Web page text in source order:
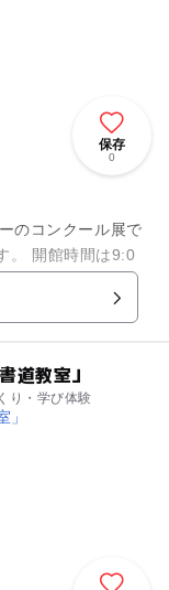
保存
0
のコンクール展で
。 開館時間は9:0
教室」
り・学び体験